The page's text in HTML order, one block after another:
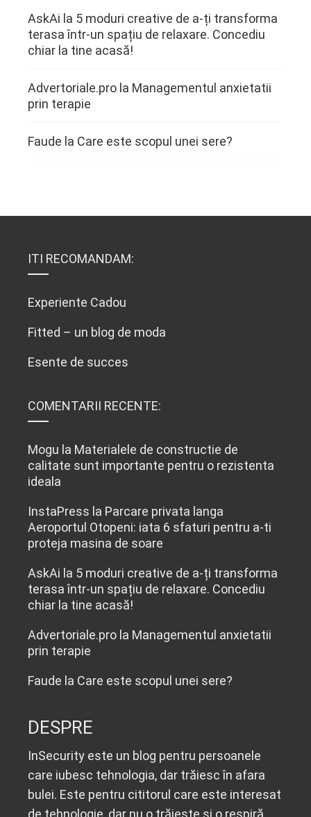
AskAi la 5 moduri creative de a-ți transforma
terasa într-un spațiu de relaxare. Concediu
chiar la tine acasă!
Advertoriale.pro la Managementul anxietatii
prin terapie
Faude la Care este scopul unei sere?
ITI RECOMANDAM:
Experiente Cadou
Fitted – un blog de moda
Esente de succes
COMENTARII RECENTE:
Mogu la Materialele de constructie de
calitate sunt importante pentru o rezistenta
ideala
InstaPress la Parcare privata langa
Aeroportul Otopeni: iata 6 sfaturi pentru a-ti
proteja masina de soare
AskAi la 5 moduri creative de a-ți transforma
terasa într-un spațiu de relaxare. Concediu
chiar la tine acasă!
Advertoriale.pro la Managementul anxietatii
prin terapie
Faude la Care este scopul unei sere?
DESPRE
InSecurity este un blog pentru persoanele
care iubesc tehnologia, dar trăiesc în afara
bulei. Este pentru cititorul care este interesat
de tehnologie, dar nu o trăiește și o respiră